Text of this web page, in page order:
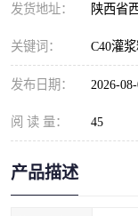
发货地址： 陕西省
关键词： C40灌
发布日期： 2026-
阅 读 量： 45
产品描述